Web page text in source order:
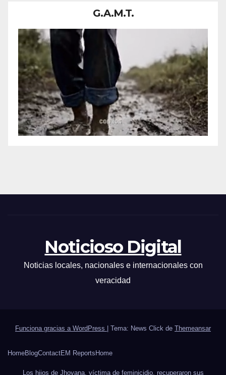
G.A.M.T.
Noticioso Digital
Noticias locales, nacionales e internacionales con
veracidad
Funciona gracias a WordPress Tema: News Click de Themeansar
HomeBlogContactEM Reports Home
Los hijos de Jhovana, víctima de feminicidio, recuperaron sus